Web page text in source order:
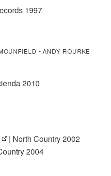
1997
• ANDY ROURKE
2010
| North Country 2002
2004